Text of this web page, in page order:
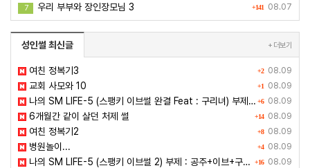
+141 08.07
7 우리 부부와 장인장모님 3
성인썰 최신글 + 더보기
+2 08.09
여친 정복기3
+1 08.09
교회 사모와 10
+6 08.09
나의 SM LIFE-5 (스팽키 이브썰 완결 Feat : 구리녀) 부제 : 공주+이브+구리녀 : 새디스트
+14 08.09
6개월간 같이 살던 처제 썰
+8 08.09
여친 정복기2
+4 08.09
병원놀이...
+16 08.09
나의 SM LIFE-5 (스팽키 이브썰 2) 부제 : 공주+이브+구리녀 : 새디스트